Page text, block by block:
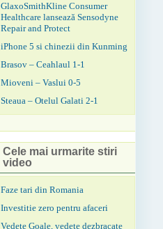
GlaxoSmithKline Consumer
Healthcare lansează Sensodyne
Repair and Protect
iPhone 5 si chinezii din Kunming
Brasov – Ceahlaul 1-1
Mioveni – Vaslui 0-5
Steaua – Otelul Galati 2-1
Cele mai urmarite stiri
video
Faze tari din Romania
Investitie zero pentru afaceri
Vedete Goale, vedete dezbracate